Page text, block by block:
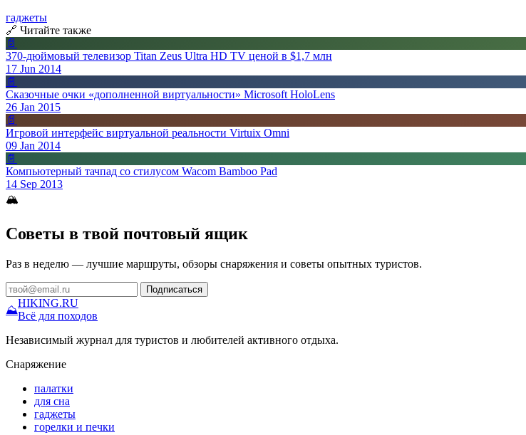
гаджеты
🔗 Читайте также
📄
370-дюймовый телевизор Titan Zeus Ultra HD TV ценой в $1,7 млн
17 Jun 2014
📄
Сказочные очки «дополненной виртуальности» Microsoft HoloLens
26 Jan 2015
📄
Игровой интерфейс виртуальной реальности Virtuix Omni
09 Jan 2014
📄
Компьютерный тачпад со стилусом Wacom Bamboo Pad
14 Sep 2013
🏔
Советы в твой почтовый ящик
Раз в неделю — лучшие маршруты, обзоры снаряжения и советы опытных туристов.
Подписаться
⛰
HIKING.RU
Всё для походов
Независимый журнал для туристов и любителей активного отдыха.
Снаряжение
палатки
для сна
гаджеты
горелки и печки